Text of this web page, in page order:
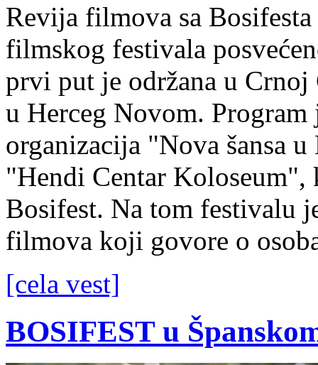
Revija filmova sa
filmskog festivala
prvi put je održana u
u Herceg Novom.
organizacija "Nova šansa
"Hendi Centar Koloseum",
Bosifest. Na tom festivalu
filmova koji govore o
[cela vest]
BOSIFEST u